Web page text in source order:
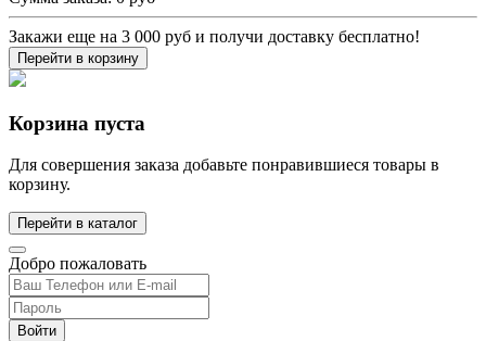
Закажи еще на 3 000 руб и получи доставку бесплатно!
Перейти в корзину
Корзина пуста
Для совершения заказа добавьте понравившиеся товары в
корзину.
Перейти в каталог
Добро пожаловать
Войти